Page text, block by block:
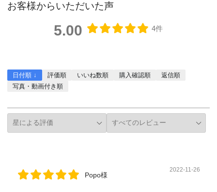
お客様からいただいた声
5.00 4件
日付順 ↓ 評価順 いいね数順 購入確認順
返信順
写真・動画付き順
Popo様
2022-11-26